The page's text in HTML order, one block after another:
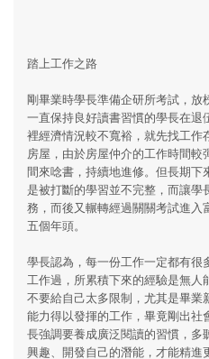
踏上工作之路
剛畢業時學長準備企研所考試，放
一直保持良好讀書習慣的學長在退
裡經濟情況較不寬裕，就先找工作
房屋，由於房屋仲介的工作時間
間來唸書，持續地進修。但長期
是被打斷的學習並不完整，而讓學
務，而後又輾轉經過關關考試進
五個年頭。
學長認為，每一份工作一定都有
工作過，所累積下來的經驗是無
不要給自己太多限制，尤其是畢業
能力得以發揮的工作，畢竟剛出
長強調要養成廣泛閱讀的習慣，多
興趣、開發自己的潛能，才能精進